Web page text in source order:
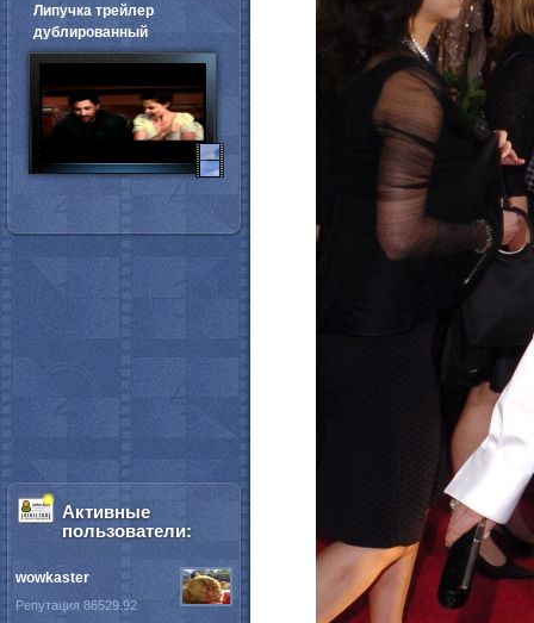
Липучка трейлер
дублированный
Активные
пользователи:
wowkaster
Репутация 86529.92